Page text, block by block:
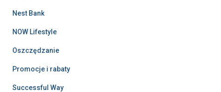
Nest Bank
NOW Lifestyle
Oszczędzanie
Promocje i rabaty
Successful Way